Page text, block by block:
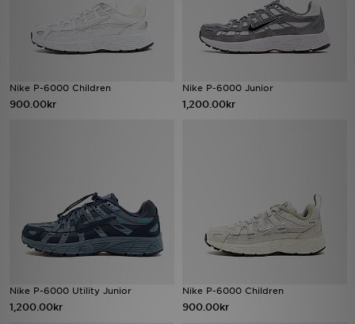
Nike P-6000 Children
900.00kr
Nike P-6000 Junior
1,200.00kr
Nike P-6000 Utility Junior
1,200.00kr
Nike P-6000 Children
900.00kr
Varumärken
Bästsäljare
Sport
Mina meddelanden
JD Blogg